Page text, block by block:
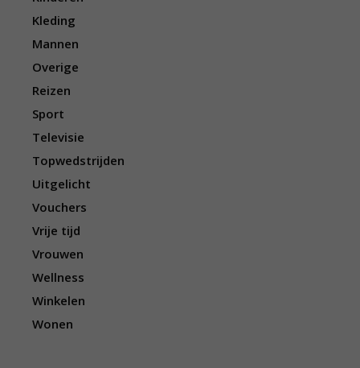
Kleding
Mannen
Overige
Reizen
Sport
Televisie
Topwedstrijden
Uitgelicht
Vouchers
Vrije tijd
Vrouwen
Wellness
Winkelen
Wonen